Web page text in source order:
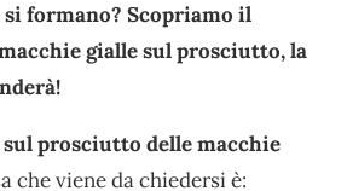
si formano? Scopriamo il
gialle sul prosciutto, la
sul prosciutto delle macchie
che viene da chiedersi è: